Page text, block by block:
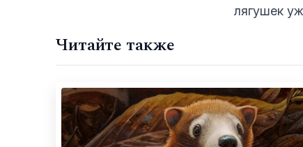
лягушек
Читайте также